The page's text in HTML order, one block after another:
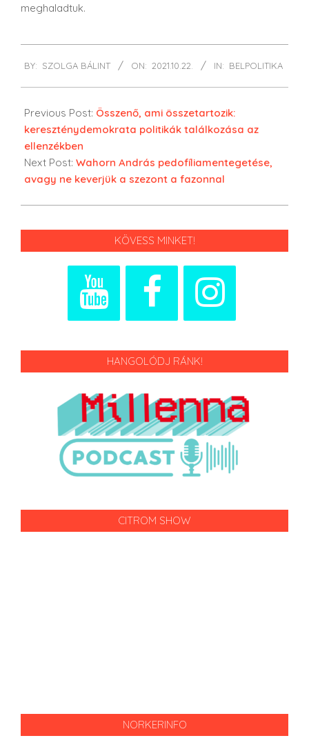
meghaladtuk.
10-
22
BY: SZOLGA BÁLINT ON: 2021.10.22. IN: BELPOLITIKA
Previous Post: Összenő, ami összetartozik:
kereszténydemokrata politikák találkozása az
ellenzékben
Next Post: Wahorn András pedofíliamentegetése,
avagy ne keverjük a szezont a fazonnal
KÖVESS MINKET!
HANGOLÓDJ RÁNK!
CITROM SHOW
NORKERINFO